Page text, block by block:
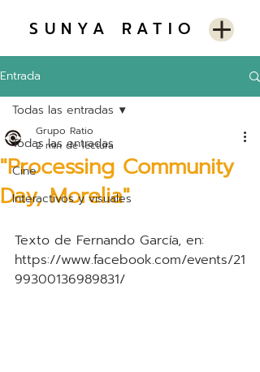
SUNYA RATIO
Entrada
Todas las entradas
Cine
Interactivos y visuales
Todas las entradas
"Processing Community
Day, Morelia"
Grupo Ratio
2 min de lectura
Texto de Fernando García, en:
https://www.facebook.com/events/21
99300136989831/